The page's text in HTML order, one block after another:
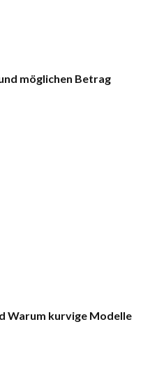
möglichen Betrag
Warum kurvige Modelle